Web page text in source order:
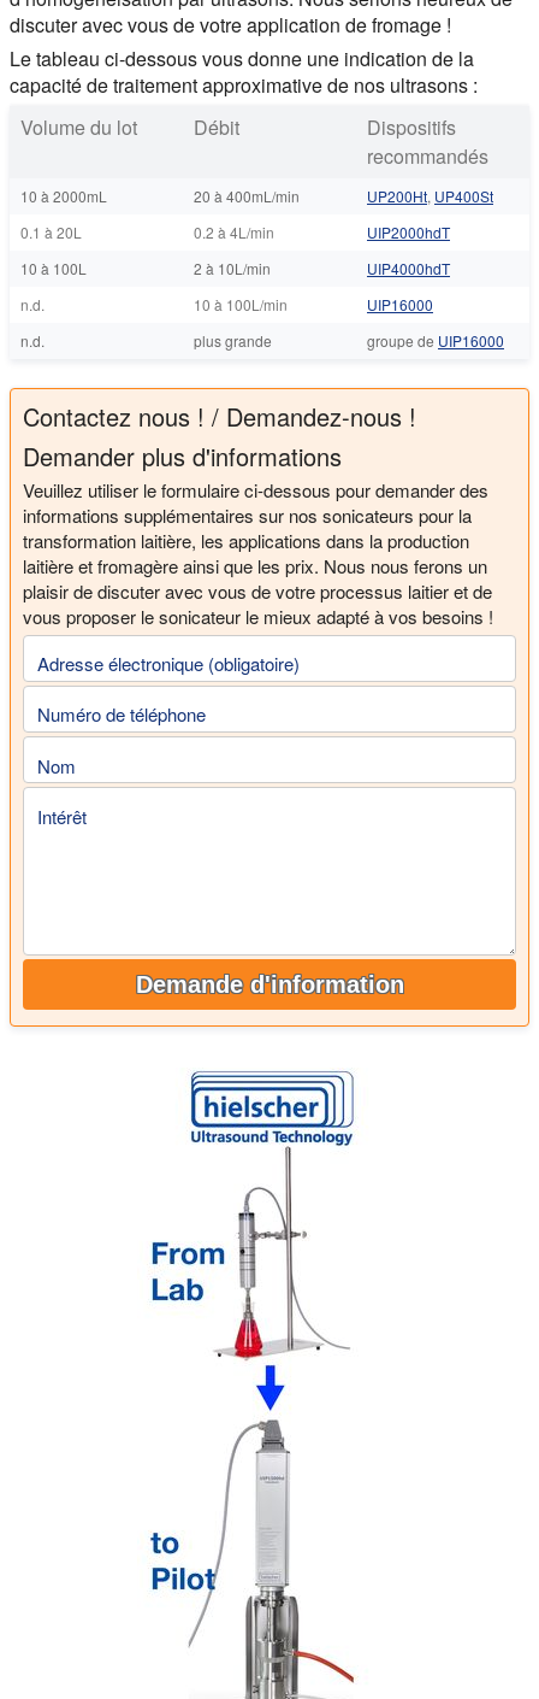
discuter avec vous de votre application de fromage !
Le tableau ci-dessous vous donne une indication de la
capacité de traitement approximative de nos ultrasons :
Volume du lot
Débit
Dispositifs
recommandés
10 à 2000mL 20 à 400mL/min UP200Ht, UP400St
0.1 à 20L
0.2 à 4L/min
UIP2000hdT
10 à 100L
2 à 10L/min
UIP4000hdT
n.d.
10 à 100L/min
UIP16000
n.d.
plus grande groupe de UIP16000
Contactez nous ! / Demandez-nous !
Demander plus d'informations
Veuillez utiliser le formulaire ci-dessous pour demander des
informations supplémentaires sur nos sonicateurs pour la
transformation laitière, les applications dans la production
laitière et fromagère ainsi que les prix. Nous nous ferons un
plaisir de discuter avec vous de votre processus laitier et de
vous proposer le sonicateur le mieux adapté à vos besoins !
Adresse électronique (obligatoire)
Numéro de téléphone
Nom
Intérêt
Demande d'information